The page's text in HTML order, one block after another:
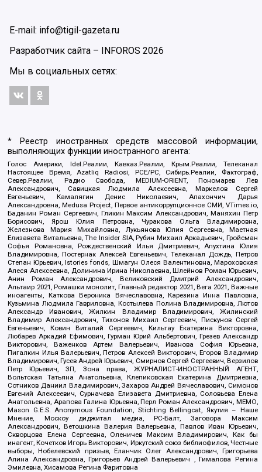
E-mail: info@tigil-gazeta.ru
Разработчик сайта –
INFOROS 2026
Мы в социальных сетях:
* Реестр иностранных средств массовой информации,
выполняющих функции иностранного агента:
Голос Америки, Idel.Реалии, Кавказ.Реалии, Крым.Реалии, Телеканал
Настоящее Время, Azatliq Radiosi, PCE/PC, Сибирь.Реалии, Фактограф,
Север.Реалии, Радио Свобода, MEDIUM-ORIENT, Пономарев Лев
Александрович, Савицкая Людмила Алексеевна, Маркелов Сергей
Евгеньевич, Камалягин Денис Николаевич, Апахончич Дарья
Александровна, Medusa Project, Первое антикоррупционное СМИ, VTimes.io,
Баданин Роман Сергеевич, Гликин Максим Александрович, Маняхин Петр
Борисович, Ярош Юлия Петровна, Чуракова Ольга Владимировна,
Железнова Мария Михайловна, Лукьянова Юлия Сергеевна, Маетная
Елизавета Витальевна, The Insider SIA, Рубин Михаил Аркадьевич, Гройсман
Софья Романовна, Рождественский Илья Дмитриевич, Апухтина Юлия
Владимировна, Постернак Алексей Евгеньевич, Телеканал Дождь, Петров
Степан Юрьевич, Istories fonds, Шмагун Олеся Валентиновна, Мароховская
Алеся Алексеевна, Долинина Ирина Николаевна, Шлейнов Роман Юрьевич,
Анин Роман Александрович, Великовский Дмитрий Александрович,
Альтаир 2021, Ромашки монолит, Главный редактор 2021, Вега 2021, Важные
иноагенты, Каткова Вероника Вячеславовна, Карезина Инна Павловна,
Кузьмина Людмила Гавриловна, Костылева Полина Владимировна, Лютов
Александр Иванович, Жилкин Владимир Владимирович, Жилинский
Владимир Александрович, Тихонов Михаил Сергеевич, Пискунов Сергей
Евгеньевич, Ковин Виталий Сергеевич, Кильтау Екатерина Викторовна,
Любарев Аркадий Ефимович, Гурман Юрий Альбертович, Грезев Александр
Викторович, Важенков Артем Валерьевич, Иванова София Юрьевна,
Пигалкин Илья Валерьевич, Петров Алексей Викторович, Егоров Владимир
Владимирович, Гусев Андрей Юрьевич, Смирнов Сергей Сергеевич, Верзилов
Петр Юрьевич, ЗП, Зона права, ЖУРНАЛИСТ-ИНОСТРАННЫЙ АГЕНТ,
Вольтская Татьяна Анатольевна, Клепиковская Екатерина Дмитриевна,
Сотников Даниил Владимирович, Захаров Андрей Вячеславович, Симонов
Евгений Алексеевич, Сурначева Елизавета Дмитриевна, Соловьева Елена
Анатольевна, Арапова Галина Юрьевна, Перл Роман Александрович, МЕМО,
Mason G.E.S. Anonymous Foundation, Stichting Bellingcat, Якутия – Наше
Мнение, Москоу диджитал медиа, РС-Балт, Заговора Максим
Александрович, Ветошкина Валерия Валерьевна, Павлов Иван Юрьевич,
Скворцова Елена Сергеевна, Оленичев Максим Владимирович, Как бы
инагент, Кочетков Игорь Викторович, Иркутский союз библиофилов, Честные
выборы, Нобелевский призыв, Еланчик Олег Александрович, Григорьева
Алина Александровна, Григорьев Андрей Валерьевич , Гималова Регина
Эмилевна, Хисамова Регина Фаритовна